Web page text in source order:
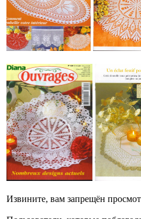
Извините, вам запрещён